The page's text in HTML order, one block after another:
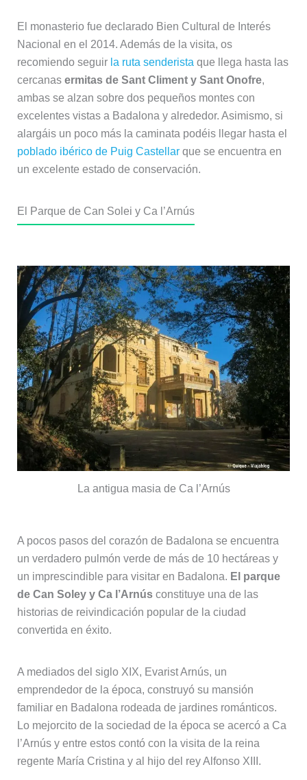
El monasterio fue declarado Bien Cultural de Interés
Nacional en el 2014. Además de la visita, os
recomiendo seguir la ruta senderista que llega hasta las
cercanas ermitas de Sant Climent y Sant Onofre,
ambas se alzan sobre dos pequeños montes con
excelentes vistas a Badalona y alrededor. Asimismo, si
alargáis un poco más la caminata podéis llegar hasta el
poblado ibérico de Puig Castellar que se encuentra en
un excelente estado de conservación.
El Parque de Can Solei y Ca l’Arnús
La antigua masia de Ca l’Arnús
A pocos pasos del corazón de Badalona se encuentra
un verdadero pulmón verde de más de 10 hectáreas y
un imprescindible para visitar en Badalona. El parque
de Can Soley y Ca l’Arnúsconstituye una de las
historias de reivindicación popular de la ciudad
convertida en éxito.
A mediados del siglo XIX, Evarist Arnús, un
emprendedor de la época, construyó su mansión
familiar en Badalona rodeada de jardines románticos.
Lo mejorcito de la sociedad de la época se acercó a Ca
l’Arnús y entre estos contó con la visita de la reina
regente María Cristina y al hijo del rey Alfonso XIII.